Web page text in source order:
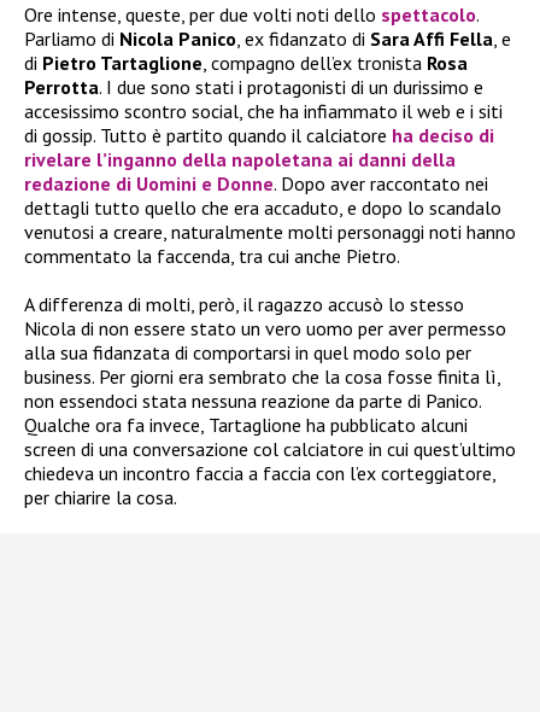
Ore intense, queste, per due volti noti dello spettacolo.
Parliamo di Nicola Panico , ex fidanzato di Sara Affi Fella , e
di Pietro Tartaglione , compagno dell’ex tronista Rosa
Perrotta. I due sono stati i protagonisti di un durissimo e
accesissimo scontro social, che ha infiammato il web e i siti
di gossip. Tutto è partito quando il calciatore ha deciso di
rivelare l’inganno della napoletana ai danni della
redazione di Uomini e Donne. Dopo aver raccontato nei
dettagli tutto quello che era accaduto, e dopo lo scandalo
venutosi a creare, naturalmente molti personaggi noti hanno
commentato la faccenda, tra cui anche Pietro.
A differenza di molti, però, il ragazzo accusò lo stesso
Nicola di non essere stato un vero uomo per aver permesso
alla sua fidanzata di comportarsi in quel modo solo per
business. Per giorni era sembrato che la cosa fosse finita lì,
non essendoci stata nessuna reazione da parte di Panico.
Qualche ora fa invece, Tartaglione ha pubblicato alcuni
screen di una conversazione col calciatore in cui quest’ultimo
chiedeva un incontro faccia a faccia con l’ex corteggiatore,
per chiarire la cosa.